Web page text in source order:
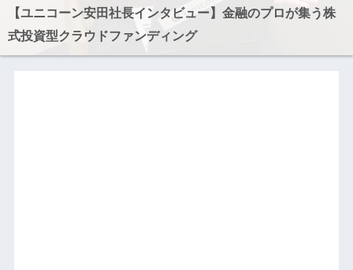
【ユニコーン安田社長インタビュー】金融のプロが集う株
式投資型クラウドファンディング